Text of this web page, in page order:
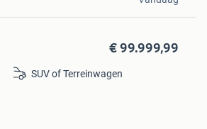
€ 99.999,99
SUV of Terreinwagen